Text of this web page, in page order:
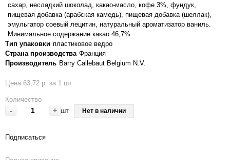
сахар, несладкий шоколад, какао-масло, кофе 3%, фундук,
пищевая добавка (арабская камедь), пищевая добавка (шеллак),
эмульгатор соевый лецитин, натуральный ароматизатор ваниль.
Минимальное содержание какао 46,7%
Тип упаковки пластиковое ведро
Страна производства Франция
Производитель Barry Callebaut Belgium N.V.
Цена 63,72 р. за 1 шт
Количество
- + шт Нет в наличии
Подписаться